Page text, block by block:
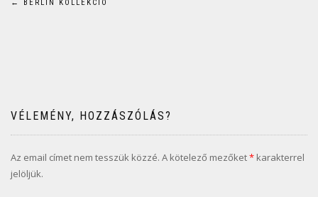
Bejegyzés
← BERLIN KOLLEKCIÓ
VÉLEMÉNY, HOZZÁSZÓLÁS?
Az email címet nem tesszük közzé. A kötelező mezőket* karakterrel
jelöljük.